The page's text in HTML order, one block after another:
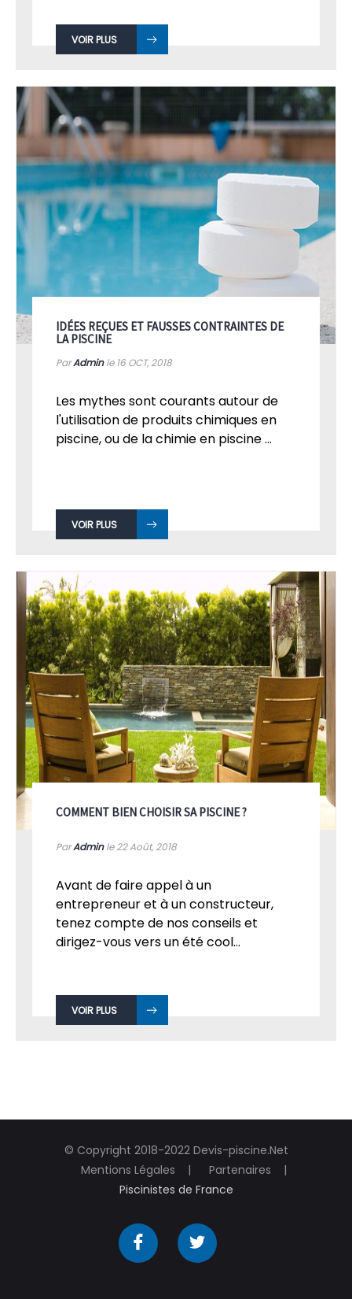
VOIR PLUS
IDÉES REÇUES ET FAUSSES CONTRAINTES DE
LA PISCINE
ParAdminle 16 OCT, 2018
Les mythes sont courants autour de
l'utilisation de produits chimiques en
piscine, ou de la chimie en piscine ...
VOIR PLUS
COMMENT BIEN CHOISIR SA PISCINE ?
ParAdminle 22Août, 2018
Avant de faire appel à un
entrepreneur et à un constructeur,
tenez compte de nos conseils et
dirigez-vous vers un été cool...
VOIR PLUS
© Copyright 2018-2022 Devis-piscine.Net
Mentions Légales
Partenaires
Piscinistes de France